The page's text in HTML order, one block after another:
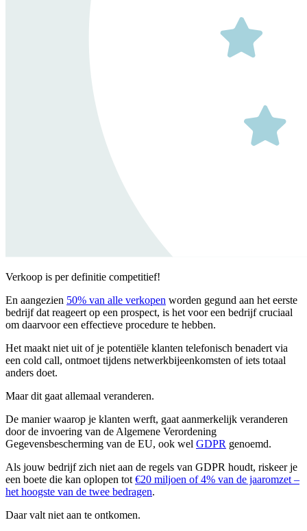
Verkoop is per definitie competitief!
En aangezien 50% van alle verkopen worden gegund aan het eerste
bedrijf dat reageert op een prospect, is het voor een bedrijf cruciaal
om daarvoor een effectieve procedure te hebben.
Het maakt niet uit of je potentiële klanten telefonisch benadert via
een cold call, ontmoet tijdens netwerkbijeenkomsten of iets totaal
anders doet.
Maar dit gaat allemaal veranderen.
De manier waarop je klanten werft, gaat aanmerkelijk veranderen
door de invoering van de Algemene Verordening
Gegevensbescherming van de EU, ook wel GDPR genoemd.
Als jouw bedrijf zich niet aan de regels van GDPR houdt, riskeer je
een boete die kan oplopen tot €20 miljoen of 4% van de jaaromzet –
het hoogste van de twee bedragen.
Daar valt niet aan te ontkomen.